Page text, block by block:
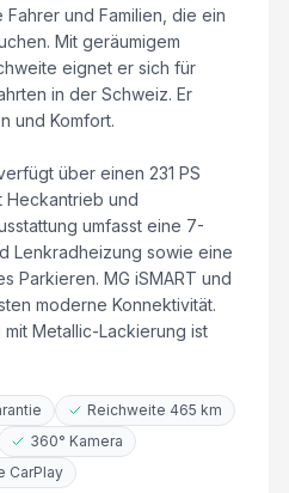
und Familien, die ein
Mit geräumigem
eignet er sich für
in der Schweiz. Er
und Komfort.
über einen 231 PS
Heckantrieb und
umfasst eine 7-
Lenkradheizung sowie eine
Parkieren. MG iSMART und
moderne Konnektivität.
Metallic-Lackierung ist
Reichweite 465 km
360° Kamera
CarPlay